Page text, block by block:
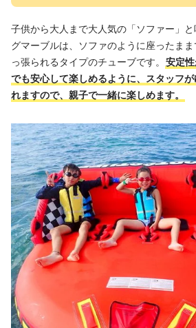
子供から大人まで大人気の「ソファー」
グマーブルは、ソファのように座ったまま
っ張られるタイプのチューブです。 安定
でも安心して楽しめるように、スタッフ
れますので、親子で一緒に楽しめます。